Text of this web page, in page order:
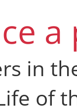
in
of